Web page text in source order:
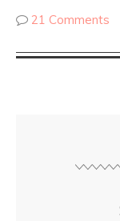
21 Comments